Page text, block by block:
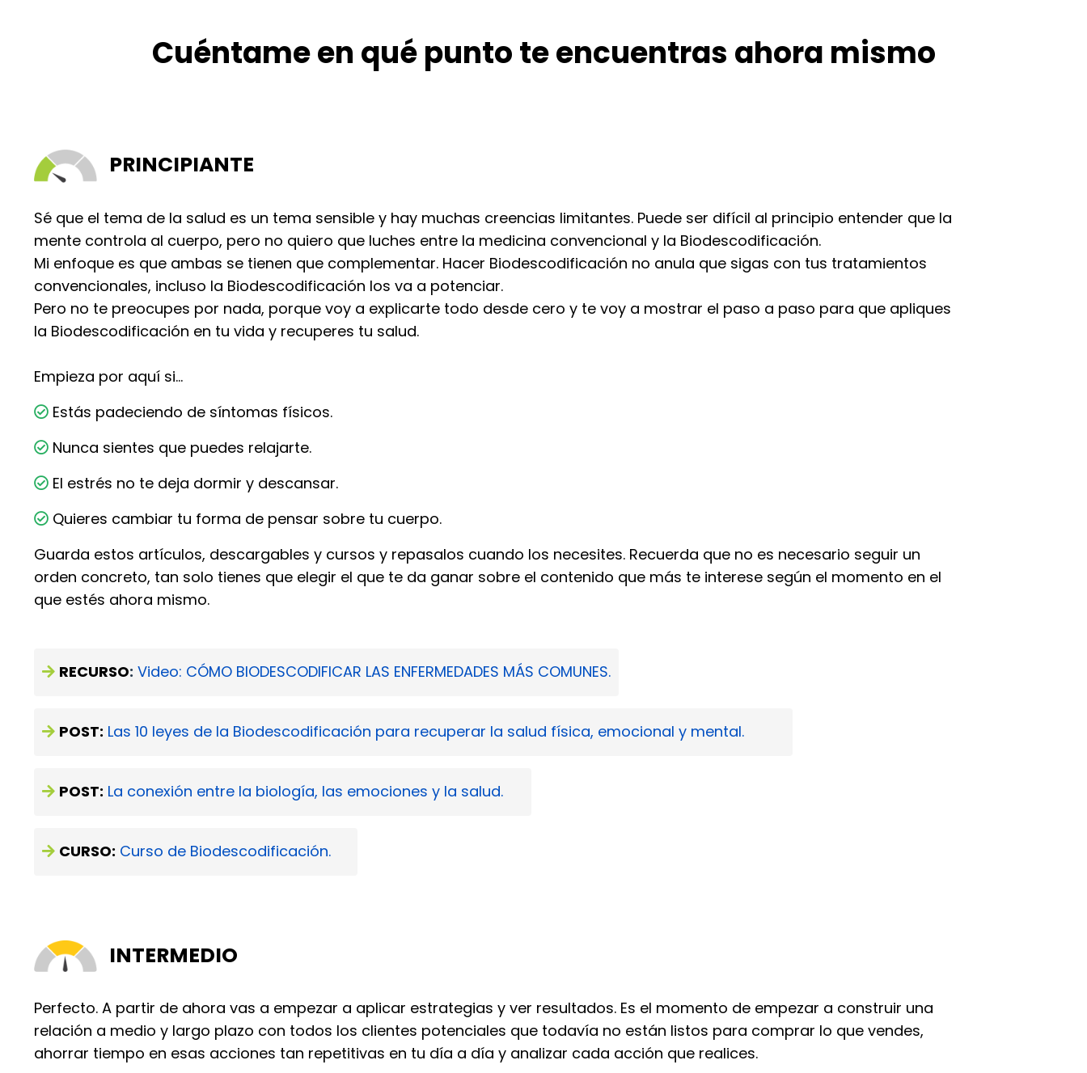
Cuéntame en qué punto te encuentras ahora mismo
PRINCIPIANTE
Sé que el tema de la salud es un tema sensible y hay muchas creencias limitantes. Puede ser difícil al principio entender que la
mente controla al cuerpo, pero no quiero que luches entre la medicina convencional y la Biodescodificación.
Mi enfoque es que ambas se tienen que complementar. Hacer Biodescodificación no anula que sigas con tus tratamientos
convencionales, incluso la Biodescodificación los va a potenciar.
Pero no te preocupes por nada, porque voy a explicarte todo desde cero y te voy a mostrar el paso a paso para que apliques
la Biodescodificación en tu vida y recuperes tu salud.
Empieza por aquí si…
Estás padeciendo de síntomas físicos.
Nunca sientes que puedes relajarte.
El estrés no te deja dormir y descansar.
Quieres cambiar tu forma de pensar sobre tu cuerpo.
Guarda estos artículos, descargables y cursos y repasalos cuando los necesites. Recuerda que no es necesario seguir un
orden concreto, tan solo tienes que elegir el que te da ganar sobre el contenido que más te interese según el momento en el
que estés ahora mismo.
RECURSO: Video: CÓMO BIODESCODIFICAR LAS ENFERMEDADES MÁS COMUNES.
POST: Las 10 leyes de la Biodescodificación para recuperar la salud física, emocional y mental.
POST: La conexión entre la biología, las emociones y la salud.
CURSO: Curso de Biodescodificación.
INTERMEDIO
Perfecto. A partir de ahora vas a empezar a aplicar estrategias y ver resultados. Es el momento de empezar a construir una
relación a medio y largo plazo con todos los clientes potenciales que todavía no están listos para comprar lo que vendes,
ahorrar tiempo en esas acciones tan repetitivas en tu día a día y analizar cada acción que realices.